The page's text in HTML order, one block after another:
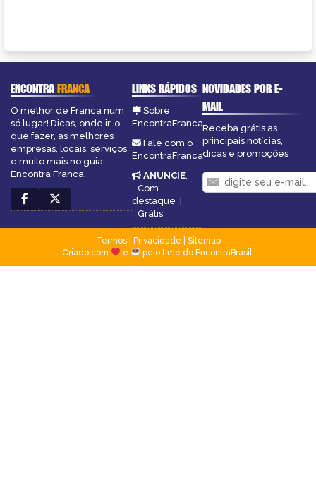
ENCONTRAFRANCA
O melhor de Franca num
só lugar! Dicas, onde ir, o
que fazer, as melhores
empresas, locais, serviços
e muito mais no guia
Encontra Franca.
LINKS RÁPIDOS
Sobre
EncontraFranca
Fale com o
EncontraFranca
ANUNCIE:
Com
destaque
Grátis
NOVIDADES POR E-
MAIL
Receba grátis as
principais notícias,
dicas e promoções
Termos| Privacidade
Sitemap
Criado com
e pelo time do EncontraBrasil